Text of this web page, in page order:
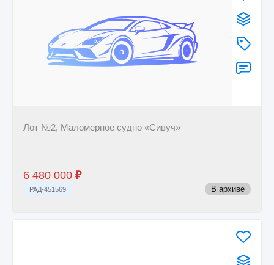
Лот №2, Маломерное судно «Сивуч»
6 480 000 ₽
РАД-451569 В архиве